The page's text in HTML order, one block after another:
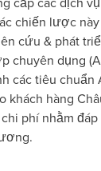
chiến lược
cứu & phát
chuyên dụng
các tiêu chuẩn
khách hàng
phí nhằm